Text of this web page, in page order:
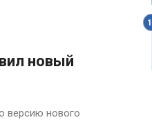
новый
версию нового